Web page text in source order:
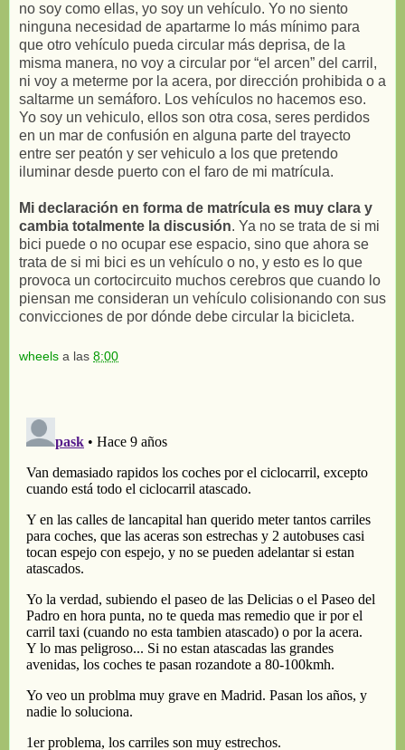
no soy como ellas, yo soy un vehículo. Yo no siento
ninguna necesidad de apartarme lo más mínimo para
que otro vehículo pueda circular más deprisa, de la
misma manera, no voy a circular por “el arcen” del carril,
ni voy a meterme por la acera, por dirección prohibida o a
saltarme un semáforo. Los vehículos no hacemos eso.
Yo soy un vehiculo, ellos son otra cosa, seres perdidos
en un mar de confusión en alguna parte del trayecto
entre ser peatón y ser vehiculo a los que pretendo
iluminar desde puerto con el faro de mi matrícula.
Mi declaración en forma de matrícula es muy clara y
cambia totalmente la discusión. Ya no se trata de si mi
bici puede o no ocupar ese espacio, sino que ahora se
trata de si mi bici es un vehículo o no, y esto es lo que
provoca un cortocircuito muchos cerebros que cuando lo
piensan me consideran un vehículo colisionando con sus
convicciones de por dónde debe circular la bicicleta.
wheels a las 8:00